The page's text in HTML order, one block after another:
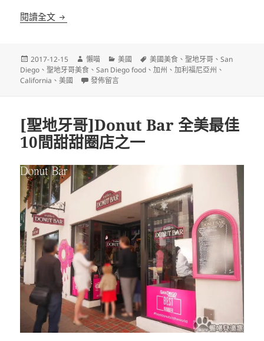
閱讀全文 [聖地牙哥]Oscar’s Mexican Seafood 全美百大餐廳
發
佈
日
2017-12-15
作
者
懶喵
分
類
美國
標
籤
美國美食 、聖地牙哥 、San
Diego 、聖地牙哥美食 、San Diego food 、加州 、加利福尼亞州 、
California 、美國 在〈[聖地牙哥]Oscar’s Mexican Seafood 全美百大餐
發佈留言
[聖地牙哥]Donut Bar 全美最佳
10間甜甜圈店之一